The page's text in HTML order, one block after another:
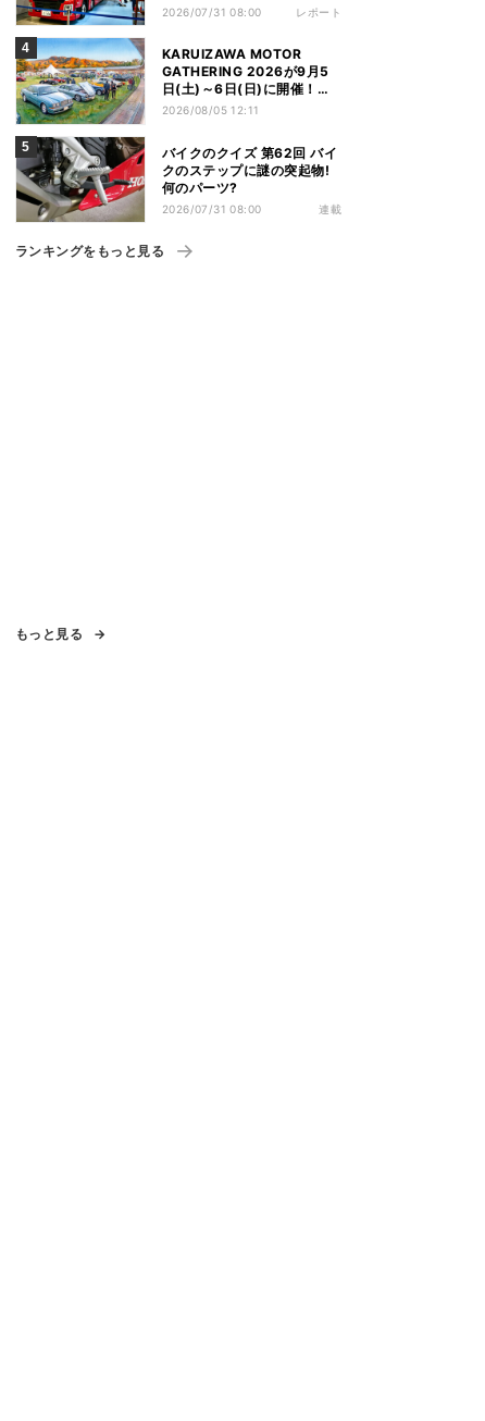
2026/07/31 08:00 レポート
KARUIZAWA MOTOR
GATHERING 2026が9月5
日(土)～6日(日)に開催！テ
ーマは「Heritage to
2026/08/05 12:11
バイクのクイズ 第62回 バイ
クのステップに謎の突起物!
何のパーツ?
2026/07/31 08:00 連載
ランキングをもっと見る
もっと見る